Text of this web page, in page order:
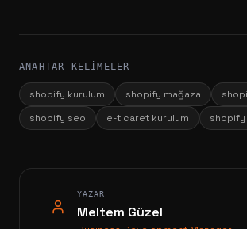
ANAHTAR KELIMELER
shopify kurulum shopify mağaza
shopify seo
e-ticaret kurulum
YAZAR
Meltem Güzel